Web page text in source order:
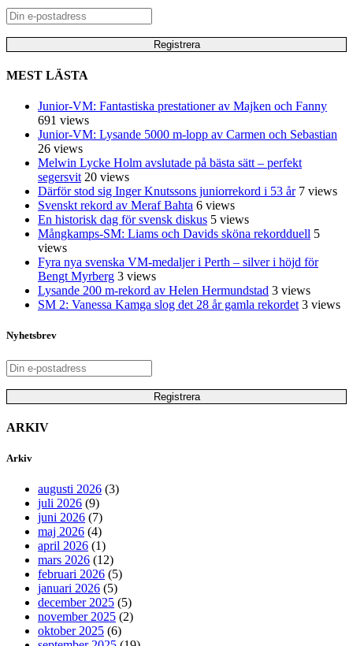
MEST LÄSTA
Junior-VM: Fantastiska prestationer av Majken och Fanny
691 views
Junior-VM: Lysande 5000 m-lopp av Carmen och Sebastian
26 views
Melwin Lycke Holm avslutade på bästa sätt – perfekt
segersvit 20 views
Därför stod sig Inger Knutssons juniorrekord i 53 år 7 views
Svenskt rekord av Meraf Bahta 6 views
En historisk dag för svensk diskus 5 views
Mångkamps-SM: Liams och Davids sköna rekordduell 5
views
Fyra nya svenska VM-medaljer i Perth – silver i höjd för
Bengt Myrberg 3 views
Lysande 200 m-rekord av Helen Hermundstad 3 views
SM 2: Vanessa Kamga slog det 28 år gamla rekordet 3 views
Nyhetsbrev
ARKIV
Arkiv
augusti 2026 (3)
juli 2026 (9)
juni 2026 (7)
maj 2026 (4)
april 2026 (1)
mars 2026 (12)
februari 2026 (5)
januari 2026 (5)
december 2025 (5)
november 2025 (2)
oktober 2025 (6)